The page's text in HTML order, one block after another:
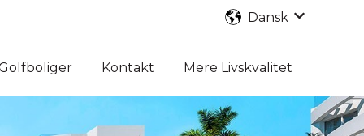
Dansk
Kontakt Mere Livskvalitet